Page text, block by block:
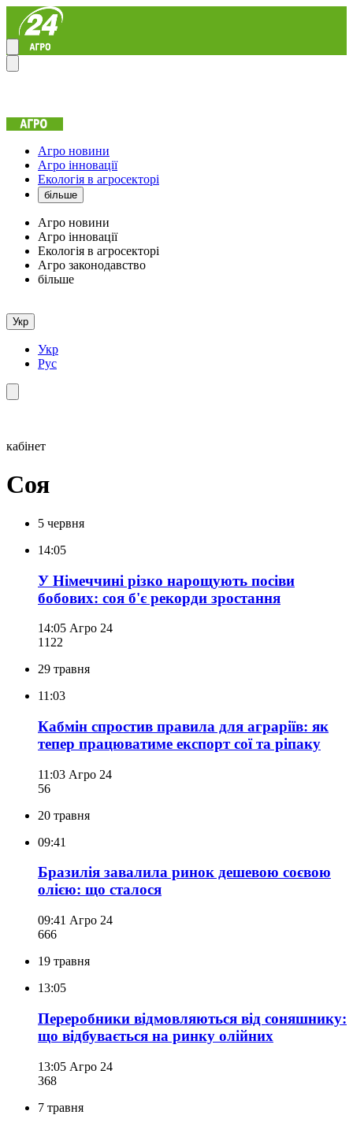
Агро новини
Агро інновації
Екологія в агросекторі
більше
Агро новини
Агро інновації
Екологія в агросекторі
Агро законодавство
більше
Укр
Укр
Рус
кабінет
Соя
5 червня
14:05
У Німеччині різко нарощують посіви
бобових: соя б'є рекорди зростання
14:05 Агро 24
1122
29 травня
11:03
Кабмін спростив правила для аграріїв: як
тепер працюватиме експорт сої та ріпаку
11:03 Агро 24
56
20 травня
09:41
Бразилія завалила ринок дешевою соєвою
олією: що сталося
09:41 Агро 24
666
19 травня
13:05
Переробники відмовляються від соняшнику:
що відбувається на ринку олійних
13:05 Агро 24
368
7 травня